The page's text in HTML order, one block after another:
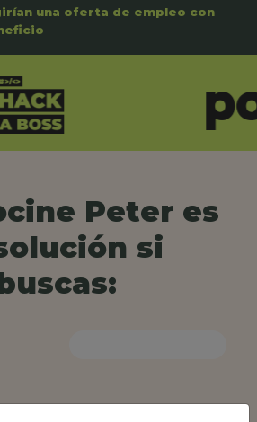
una oferta de empleo con
Peter es
si